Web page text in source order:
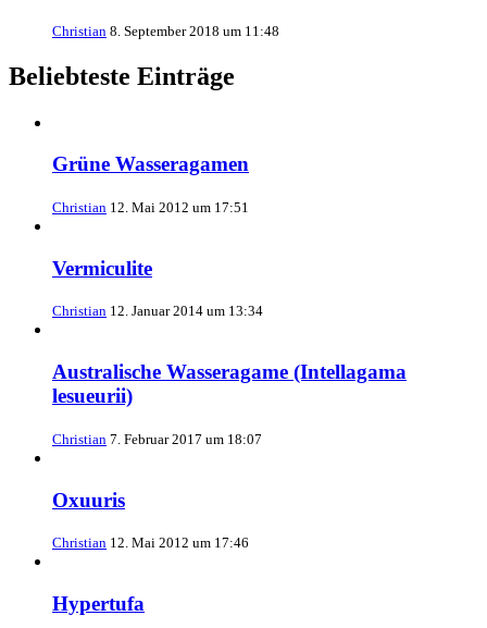
Christian 8. September 2018 um 11:48
Beliebteste Einträge
Grüne Wasseragamen
Christian 12. Mai 2012 um 17:51
Vermiculite
Christian 12. Januar 2014 um 13:34
Australische Wasseragame (Intellagama
lesueurii)
Christian 7. Februar 2017 um 18:07
Oxuuris
Christian 12. Mai 2012 um 17:46
Hypertufa